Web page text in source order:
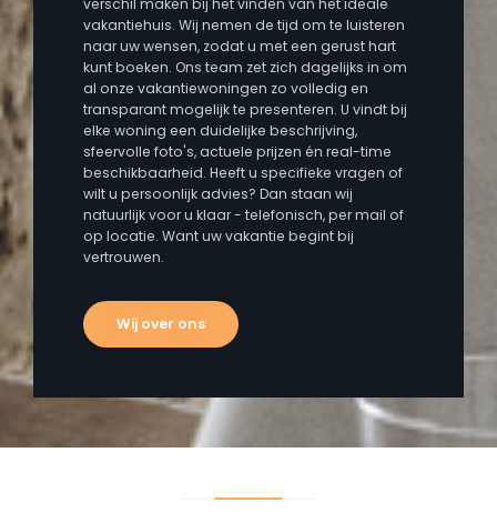
verschil maken bij het vinden van het ideale
vakantiehuis. Wij nemen de tijd om te luisteren
naar uw wensen, zodat u met een gerust hart
kunt boeken. Ons team zet zich dagelijks in om
al onze vakantiewoningen zo volledig en
transparant mogelijk te presenteren. U vindt bij
elke woning een duidelijke beschrijving,
sfeervolle foto's, actuele prijzen én real-time
beschikbaarheid. Heeft u specifieke vragen of
wilt u persoonlijk advies? Dan staan wij
natuurlijk voor u klaar - telefonisch, per mail of
op locatie. Want uw vakantie begint bij
vertrouwen.
Wij over ons